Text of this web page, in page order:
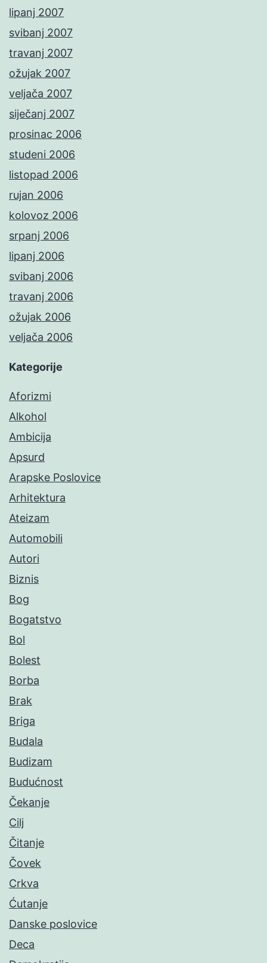
lipanj 2007
svibanj 2007
travanj 2007
ožujak 2007
veljača 2007
siječanj 2007
prosinac 2006
studeni 2006
listopad 2006
rujan 2006
kolovoz 2006
srpanj 2006
lipanj 2006
svibanj 2006
travanj 2006
ožujak 2006
veljača 2006
Kategorije
Aforizmi
Alkohol
Ambicija
Apsurd
Arapske Poslovice
Arhitektura
Ateizam
Automobili
Autori
Biznis
Bog
Bogatstvo
Bol
Bolest
Borba
Brak
Briga
Budala
Budizam
Budućnost
Čekanje
Cilj
Čitanje
Čovek
Crkva
Ćutanje
Danske poslovice
Deca